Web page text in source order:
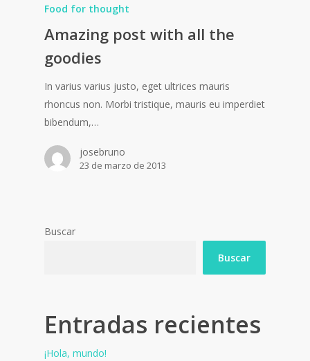
Food for thought
Amazing post with all the
goodies
In varius varius justo, eget ultrices mauris
rhoncus non. Morbi tristique, mauris eu imperdiet
bibendum,…
josebruno
23 de marzo de 2013
Buscar
Buscar
Entradas recientes
¡Hola, mundo!